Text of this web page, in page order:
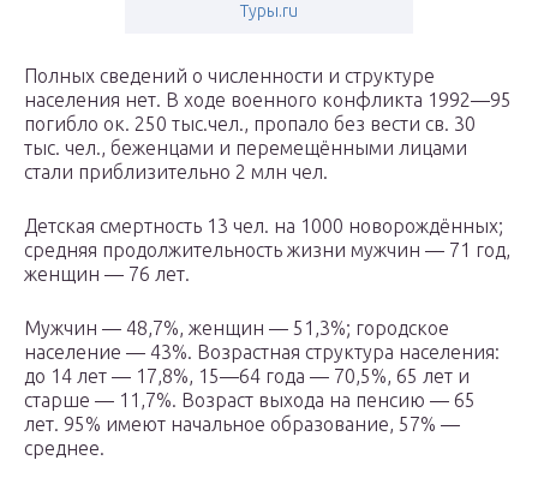
Туры.ru
Полных сведений о численности и структуре
населения нет. В ходе военного конфликта 1992—95
погибло ок. 250 тыс.чел., пропало без вести св. 30
тыс. чел., беженцами и перемещёнными лицами
стали приблизительно 2 млн чел.
Детская смертность 13 чел. на 1000 новорождённых;
средняя продолжительность жизни мужчин — 71 год,
женщин — 76 лет.
Мужчин — 48,7%, женщин — 51,3%; городское
население — 43%. Возрастная структура населения:
до 14 лет — 17,8%, 15—64 года — 70,5%, 65 лет и
старше — 11,7%. Возраст выхода на пенсию — 65
лет. 95% имеют начальное образование, 57% —
среднее.